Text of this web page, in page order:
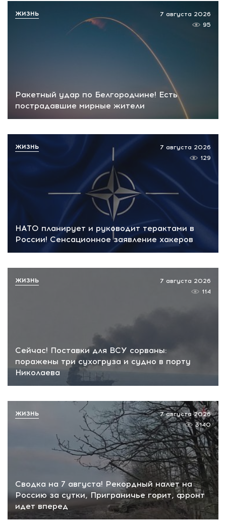
Ракетный удар по Белгородчине! Есть
пострадавшие мирные жители
7 августа 2026
95
ЖИЗНЬ
НАТО планирует и руководит терактами в
России! Сенсационное заявление хакеров
7 августа 2026
129
ЖИЗНЬ
Сейчас! Поставки для ВСУ сорваны:
поражены три сухогруза и судно в порту
Николаева
7 августа 2026
114
ЖИЗНЬ
Сводка на 7 августа! Рекордный налет на
Россию за сутки, Приграничье горит, фронт
идет вперед
7 августа 2026
3140
ЖИЗНЬ